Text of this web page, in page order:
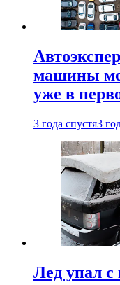
машины
уже в
3 года спустя3
Лед упал